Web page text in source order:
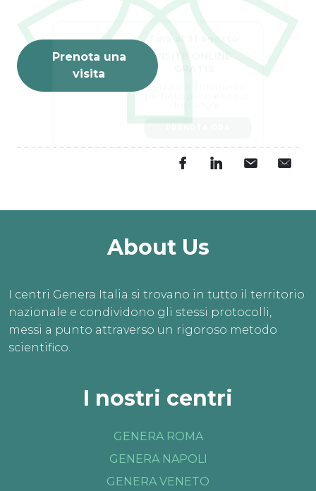
Prenota una
visita
About Us
I centri Genera Italia si trovano in tutto il territorio
nazionale e condividono gli stessi protocolli,
messi a punto attraverso un rigoroso metodo
scientifico.
I nostri centri
GENERA ROMA
GENERA NAPOLI
GENERA VENETO
VISITE ONLINE
GRATIS
L’estate è il momento
perfetto per dar vita ai
PRENOTA ORA
Fino al 31 agosto